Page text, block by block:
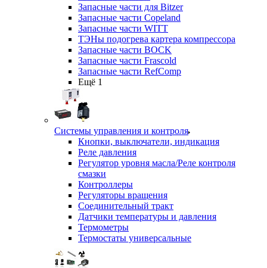
Запасные части для Bitzer
Запасные части Copeland
Запасные части WITT
ТЭНы подогрева картера компрессора
Запасные части BOCK
Запасные части Frascold
Запасные части RefComp
Ещё 1
Системы управления и контроля
Кнопки, выключатели, индикация
Реле давления
Регулятор уровня масла/Реле контроля
смазки
Контроллеры
Регуляторы вращения
Соединительный тракт
Датчики температуры и давления
Термометры
Термостаты универсальные